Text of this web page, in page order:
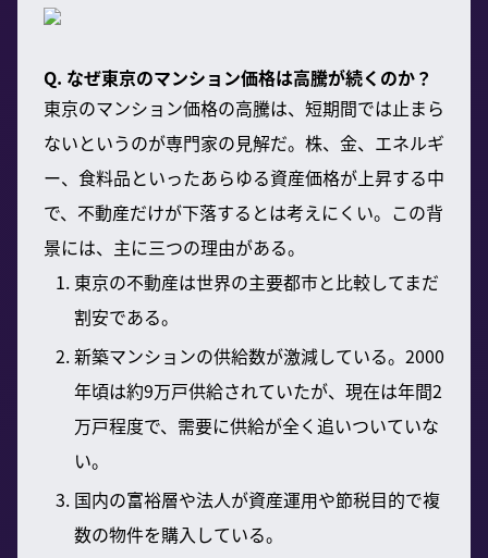
Q. なぜ東京のマンション価格は高騰が続くのか？
東京のマンション価格の高騰は、短期間では止まら
ないというのが専門家の見解だ。株、金、エネルギ
ー、食料品といったあらゆる資産価格が上昇する中
で、不動産だけが下落するとは考えにくい。この背
景には、主に三つの理由がある。
東京の不動産は世界の主要都市と比較してまだ
割安である。
新築マンションの供給数が激減している。2000
年頃は約9万戸供給されていたが、現在は年間2
万戸程度で、需要に供給が全く追いついていな
い。
国内の富裕層や法人が資産運用や節税目的で複
数の物件を購入している。